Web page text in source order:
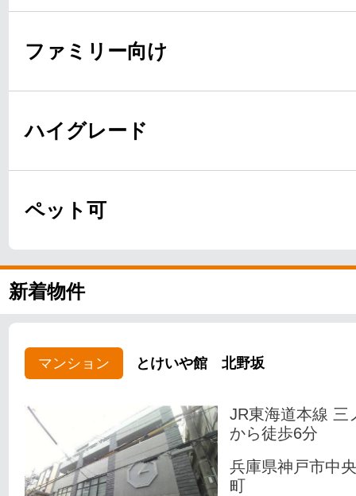
ファミリー向け
ハイグレード
ペット可
新着物件
マンション とけいや館 北野坂
JR東海道本線 三
から徒歩6分
兵庫県神戸市中
町